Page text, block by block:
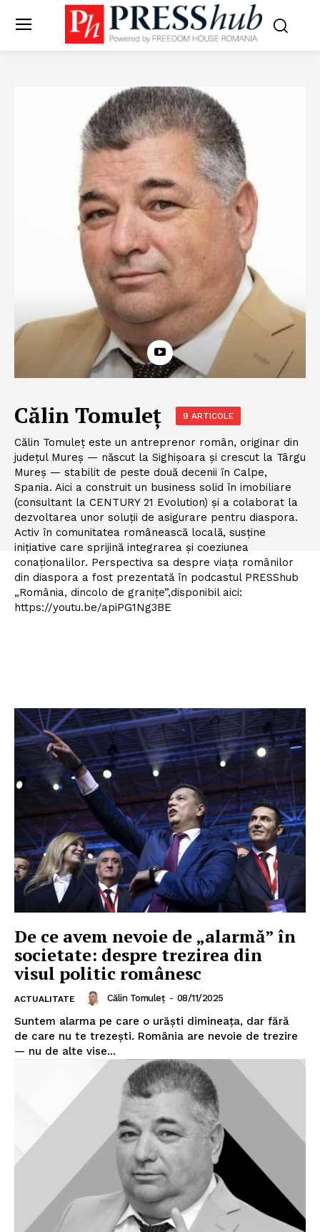
Călin Tomuleț 9 ARTICOLE
Călin Tomuleț este un antreprenor român, originar din
județul Mureș — născut la Sighișoara și crescut la Târgu
Mureș — stabilit de peste două decenii în Calpe,
Spania. Aici a construit un business solid în imobiliare
(consultant la CENTURY 21 Evolution) și a colaborat la
dezvoltarea unor soluții de asigurare pentru diaspora.
Activ în comunitatea românească locală, susține
inițiative care sprijină integrarea și coeziunea
conaționalilor. Perspectiva sa despre viața românilor
din diaspora a fost prezentată în podcastul PRESShub
„România, dincolo de granițe”,disponibil aici:
https://youtu.be/apiPG1Ng3BE
De ce avem nevoie de „alarmă” în
societate: despre trezirea din
visul politic românesc
ACTUALITATE Călin Tomuleț - 08/11/2025
Suntem alarma pe care o urăști dimineața, dar fără
de care nu te trezești. România are nevoie de trezire
— nu de alte vise...